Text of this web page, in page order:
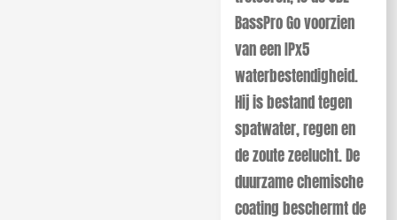
BassPro Go voorzien
van een IPx5
waterbestendigheid.
Hij is bestand tegen
spatwater, regen en
de zoute zeelucht. De
duurzame chemische
coating beschermt de